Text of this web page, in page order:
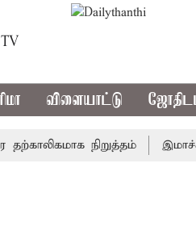
விளையாட்டு
நிறுத்தம்